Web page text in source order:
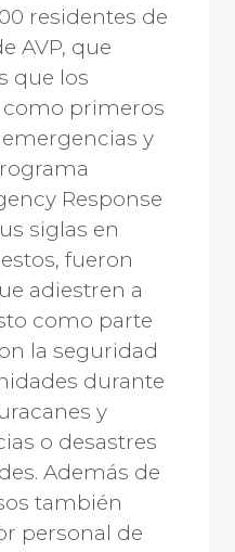
residentes de
AVP, que
que los
como primeros
y
Response
siglas en
fueron
adiestren a
como parte
la seguridad
durante
y
o desastres
Además de
también
personal de